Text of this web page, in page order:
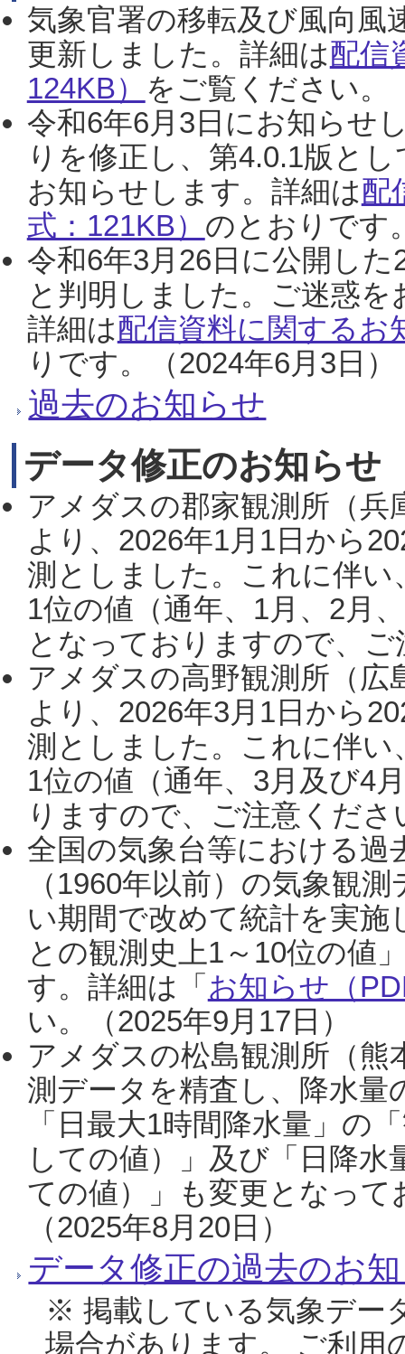
気象官署の移転及び風向風
更新しました。詳細は配信
124KB） をご覧ください。
令和6年6月3日にお知らせ
りを修正し、第4.0.1版と
お知らせします。詳細は配
式：121KB） のとおりです
令和6年3月26日に公開し
と判明しました。ご迷惑
詳細は配信資料に関するお
りです。（2024年6月3日）
過去のお知らせ
データ修正のお知らせ
アメダスの郡家観測所（
より、2026年1月1日から
測としました。これに伴い
1位の値（通年、1月、2月
となっておりますので、
アメダスの高野観測所（
より、2026年3月1日から
測としました。これに伴い
1位の値（通年、3月及び4
りますので、ご注意くだ
全国の気象台等における過
（1960年以前）の気象観
い期間で改めて統計を実
との観測史上1～10位の値
す。詳細は「 お知らせ（
い。（2025年9月17日）
アメダスの松島観測所（熊
測データを精査し、降水
「日最大1時間降水量」の
しての値）」及び「日降
ての値）」も変更となっ
（2025年8月20日）
データ修正の過去のお
※ 掲載している気象デー
場合があります。 ご利用